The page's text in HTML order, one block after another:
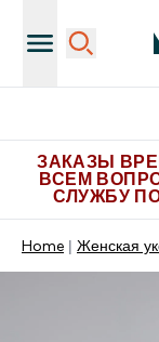
ЗАКАЗЫ
ВСЕМ
СЛУЖБУ
Home Женская